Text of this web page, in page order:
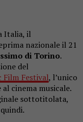
Italia, il
nazionale il 21
di Torino.
del
Film Festival, l’unico
cinema musicale.
sottotitolata,